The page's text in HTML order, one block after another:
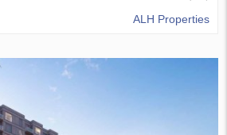
ALH Properties